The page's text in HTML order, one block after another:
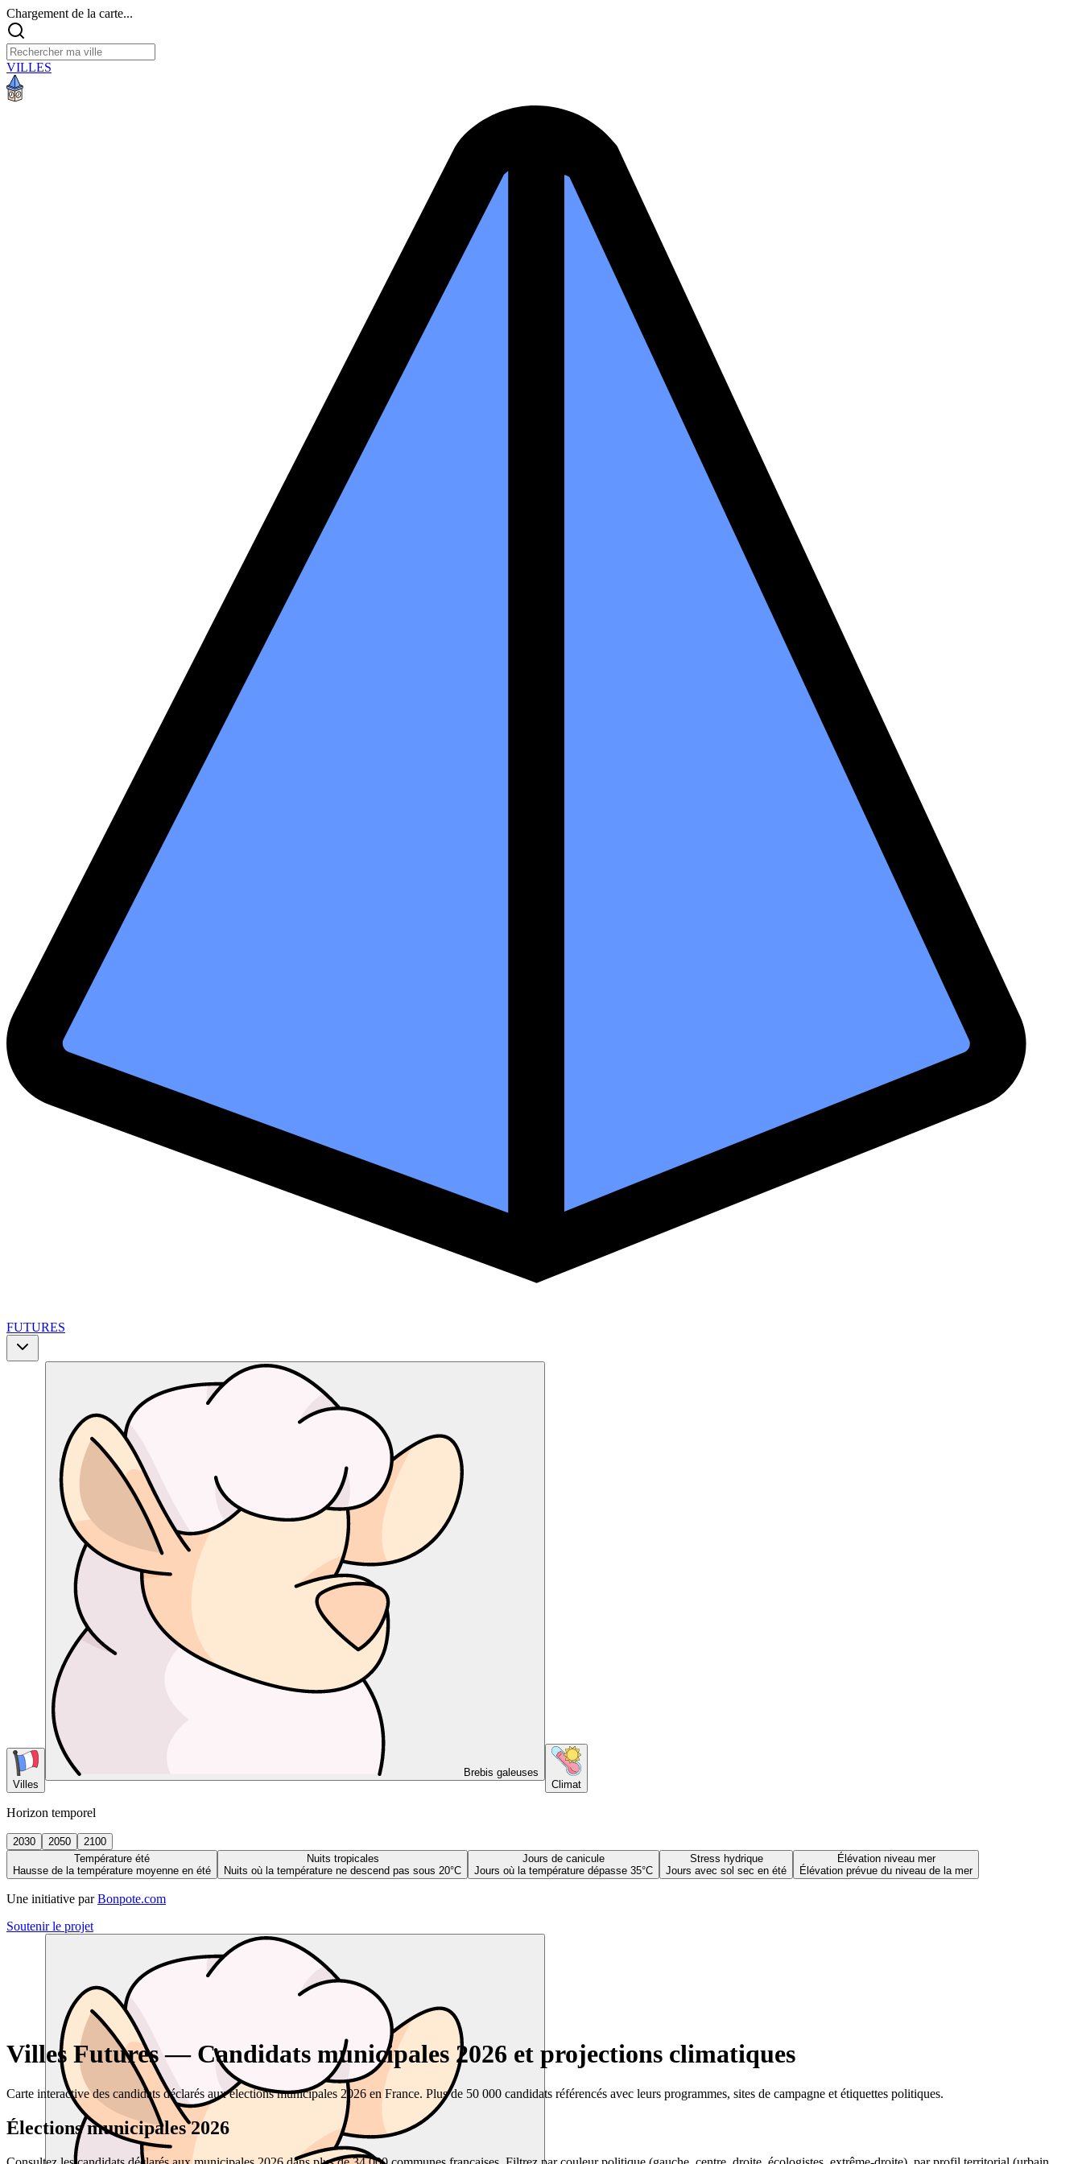
Chargement de la carte...
VILLES
FUTURES
Villes
Brebis galeuses
Climat
Horizon temporel
2030 2050
2100
Température été
Hausse de la température moyenne en été
Nuits tropicales
Nuits où la température ne descend pas sous 20°C
Jours de canicule
Jours où la température dépasse 35°C
Stress hydrique
Jours avec sol sec en été
Élévation niveau mer
Élévation prévue du niveau de la mer
Une initiative par Bonpote.com
Soutenir le projet
Villes Futures — Candidats municipales 2026 et projections climatiques
Carte interactive des candidats déclarés aux élections municipales 2026 en France. Plus de 50 000 candidats référencés avec leurs programmes, sites de campagne et étiquettes politiques.
Élections municipales 2026